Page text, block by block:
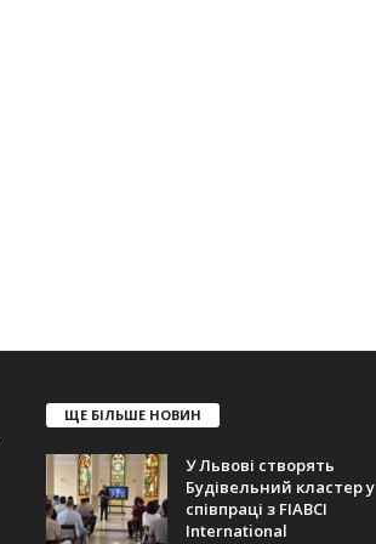
ЩЕ БІЛЬШЕ НОВИН
У Львові створять
Будівельний кластер у
співпраці з FIABCI
International